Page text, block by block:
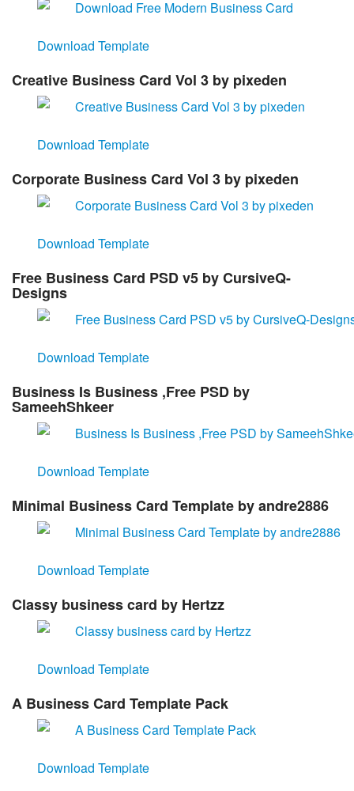
Download Template
Creative Business Card Vol 3 by pixeden
Download Template
Corporate Business Card Vol 3 by pixeden
Download Template
Free Business Card PSD v5 by CursiveQ-
Designs
Download Template
Business Is Business ,Free PSD by
SameehShkeer
Download Template
Minimal Business Card Template by andre2886
Download Template
Classy business card by Hertzz
Download Template
A Business Card Template Pack
Download Template